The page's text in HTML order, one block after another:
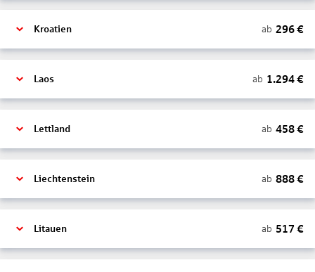
Kroatien ab 296€
Laos ab 1.294€
Lettland ab 458€
Liechtenstein ab 888€
Litauen ab 517 €